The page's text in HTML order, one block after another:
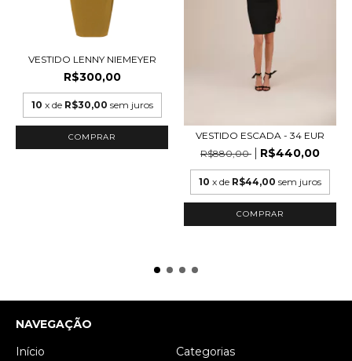
VESTIDO LENNY NIEMEYER
R$300,00
10 x de R$30,00 sem juros
COMPRAR
VESTIDO ESCADA - 34 EUR
R$880,00
R$440,00
10 x de R$44,00 sem juros
COMPRAR
NAVEGAÇÃO
Início
Categorias